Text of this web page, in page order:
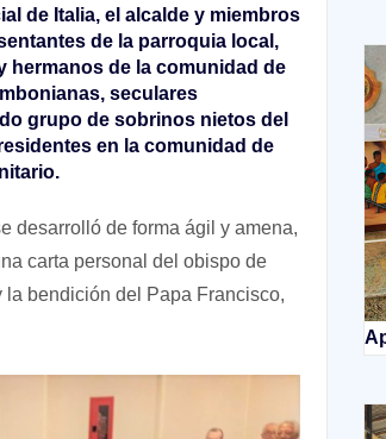
de Italia, el alcalde y miembros
de la parroquia local,
hermanos de la comunidad de
seculares
grupo de sobrinos nietos del
en la comunidad de
desarrolló de forma ágil y amena,
carta personal del obispo de
bendición del Papa Francisco,